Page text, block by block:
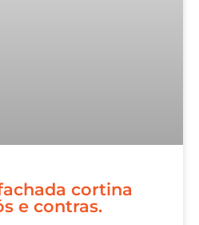
cortina
e contras.